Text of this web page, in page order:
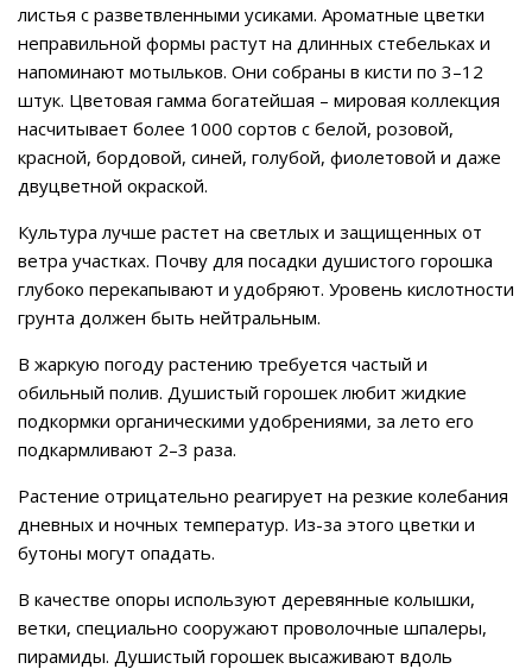
листья с разветвленными усиками. Ароматные цветки
неправильной формы растут на длинных стебельках и
напоминают мотыльков. Они собраны в кисти по 3–12
штук. Цветовая гамма богатейшая – мировая коллекция
насчитывает более 1000 сортов с белой, розовой,
красной, бордовой, синей, голубой, фиолетовой и даже
двуцветной окраской.
Культура лучше растет на светлых и защищенных от
ветра участках. Почву для посадки душистого горошка
глубоко перекапывают и удобряют. Уровень кислотности
грунта должен быть нейтральным.
В жаркую погоду растению требуется частый и
обильный полив. Душистый горошек любит жидкие
подкормки органическими удобрениями, за лето его
подкармливают 2–3 раза.
Растение отрицательно реагирует на резкие колебания
дневных и ночных температур. Из-за этого цветки и
бутоны могут опадать.
В качестве опоры используют деревянные колышки,
ветки, специально сооружают проволочные шпалеры,
пирамиды. Душистый горошек высаживают вдоль